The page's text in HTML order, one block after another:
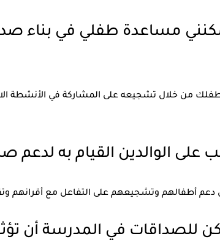
مساعدة طفلي في بناء
من خلال تشجيعه على المشاركة في الأنشطة
للصداقات في المدرسة أن